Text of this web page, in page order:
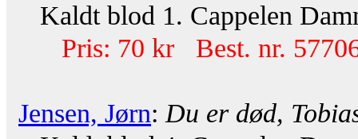
Kaldt blod 1. Cappelen
Pris: 70 kr Best. nr.
Jensen, Jørn: Du er død,